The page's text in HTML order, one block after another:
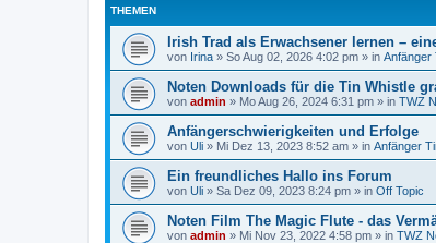
THEMEN
Irish Trad als Erwachsener lernen –
von Irina » So Aug 02, 2026 4:02 pm » in Anfänger
Noten Downloads für die Tin Whistle
von admin » Mo Aug 26, 2024 6:31 pm » in TWZ
Anfängerschwierigkeiten und Erfolge
von Uli » Mi Dez 13, 2023 8:52 am » in Anfänger
Ein freundliches Hallo ins Forum
von Uli » Sa Dez 09, 2023 8:24 pm » in Off Topic
Noten Film The Magic Flute - das
von admin » Mi Nov 23, 2022 4:58 pm » in TWZ